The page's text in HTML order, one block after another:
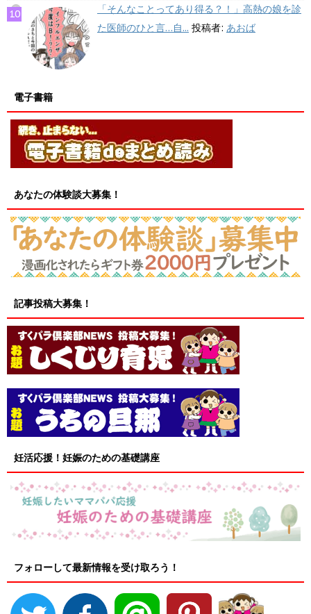
「そんなことってあり得る？！」高熱の娘を診
た医師のひと言…自... 投稿者: あおば
電子書籍
あなたの体験談大募集！
記事投稿大募集！
妊活応援！妊娠のための基礎講座
フォローして最新情報を受け取ろう！